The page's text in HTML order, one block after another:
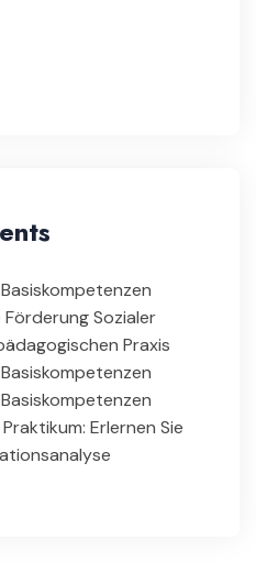
Basiskompetenzen
Förderung Sozialer
Praxis
Basiskompetenzen
Basiskompetenzen
Erlernen Sie